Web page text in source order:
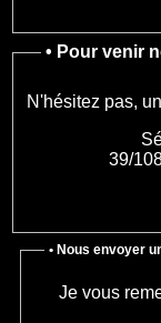
• Pour venir
N'hésitez pas,
39/
• Nous envoyer
Je vous